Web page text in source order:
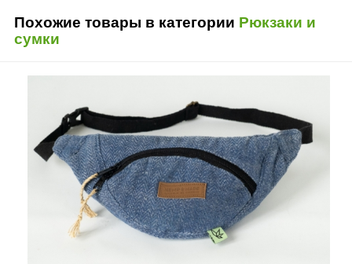
Похожие товары в категории Рюкзаки и
сумки